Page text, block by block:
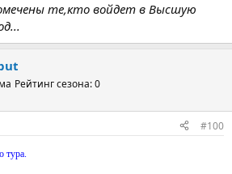
те,кто войдет в Высшую
Рейтинг сезона: 0
#100
тура.